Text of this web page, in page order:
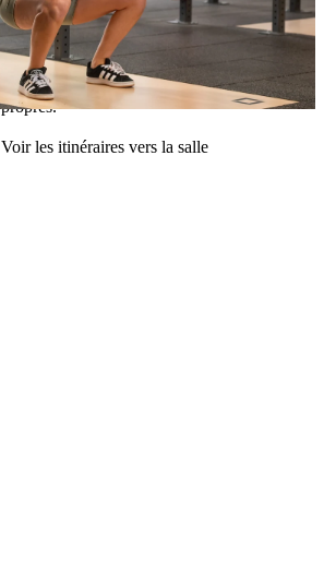
Viaduktstrasse. Parking public Elisabethen,
accès via Steinentorberg et Binningerstrasse.
Nous n’avons pas de places de stationnement
propres.
Voir les itinéraires vers la salle